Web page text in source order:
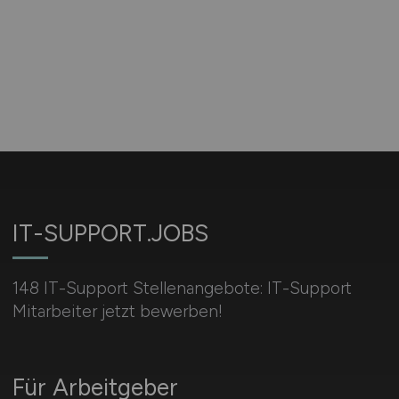
IT-SUPPORT.JOBS
148 IT-Support Stellenangebote: IT-Support
Mitarbeiter jetzt bewerben!
Für Arbeitgeber